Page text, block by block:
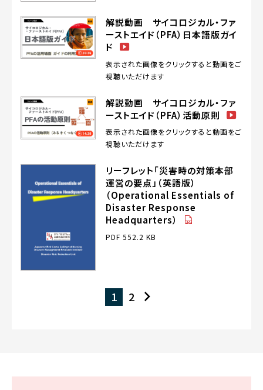
解説動画 サイコロジカル・ファ
ーストエイド（PFA）日本語版ガイ
ド
（動
画）
表示された画像をクリックすると動画をご
視聴いただけます
解説動画 サイコロジカル・ファ
ーストエイド（PFA）活動原則
（動
画）
表示された画像をクリックすると動画をご
視聴いただけます
リーフレット「災害時の対策本部
運営の要点」（英語版）
（Operational Essentials of
Disaster Response
Headquarters）
PDF 552.2 KB
1 2